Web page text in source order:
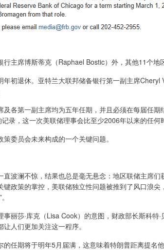
席博斯蒂克（Raphael Bostic）外，其他11个地
初退休。亚特兰大联邦储备银行第一副主席Cheryl
各第一副主席均为五年任期，并且必须在每届任
录，这一次美联储理事会比至少2006年以来的任何
委员会未来构成的一个关键问题。
澜不惊，结果也总是毫无悬念：地区联储主席们
政策的掌控，美联储独立性问题被推到了风口浪
莎·库克（Lisa Cook）的意图，财政部长斯科特·
人们更加关注这一程序。
期将于明年5月届满，这意味着特朗普距离提名